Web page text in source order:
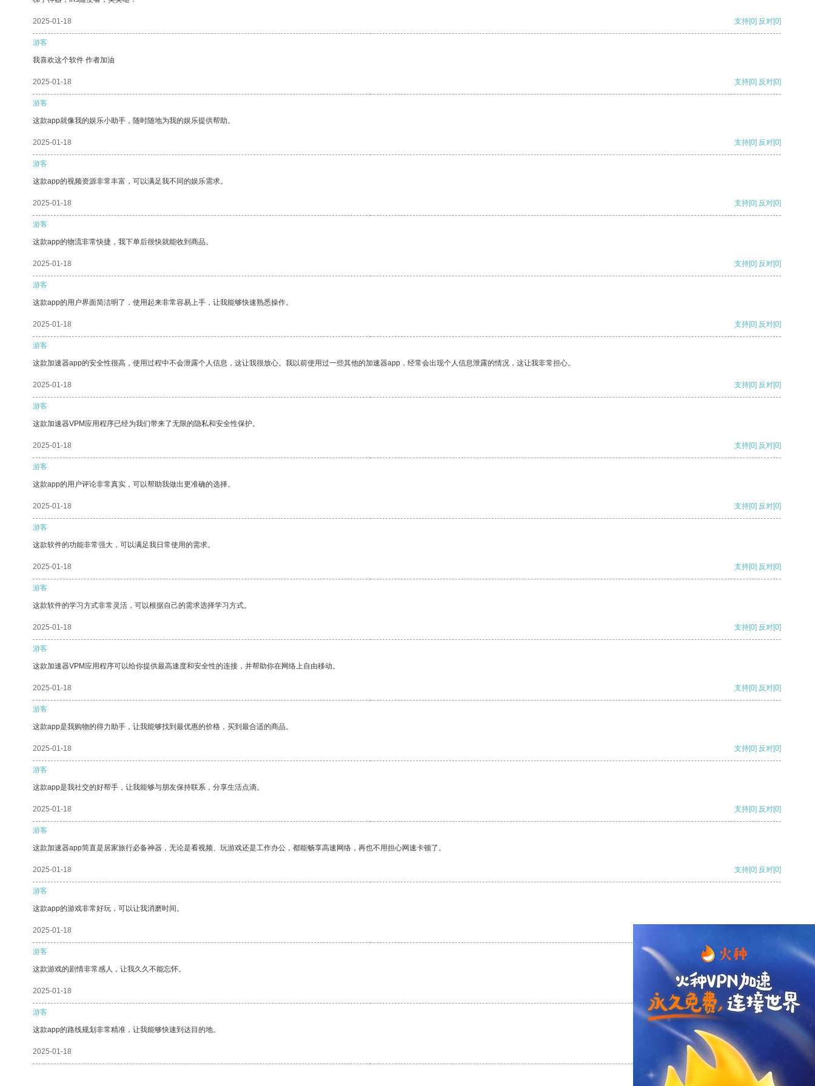
2025-01-18 支持[0] 反对[0]
游客
我喜欢这个软件 作者加油
2025-01-18 支持[0] 反对[0]
游客
这款app就像我的娱乐小助手，随时随地为我的娱乐提供帮助。
2025-01-18 支持[0] 反对[0]
游客
这款app的视频资源非常丰富，可以满足我不同的娱乐需求。
2025-01-18 支持[0] 反对[0]
游客
这款app的物流非常快捷，我下单后很快就能收到商品。
2025-01-18 支持[0] 反对[0]
游客
这款app的用户界面简洁明了，使用起来非常容易上手，让我能够快速熟悉操作。
2025-01-18 支持[0] 反对[0]
游客
这款加速器app的安全性很高，使用过程中不会泄露个人信息，这让我很放心。我以前使用过一些其他的加速器app，经常会出现个人信息泄露的情况，这让我非常担心。
2025-01-18 支持[0] 反对[0]
游客
这款加速器VPM应用程序已经为我们带来了无限的隐私和安全性保护。
2025-01-18 支持[0] 反对[0]
游客
这款app的用户评论非常真实，可以帮助我做出更准确的选择。
2025-01-18 支持[0] 反对[0]
游客
这款软件的功能非常强大，可以满足我日常使用的需求。
2025-01-18 支持[0] 反对[0]
游客
这款软件的学习方式非常灵活，可以根据自己的需求选择学习方式。
2025-01-18 支持[0] 反对[0]
游客
这款加速器VPM应用程序可以给你提供最高速度和安全性的连接，并帮助你在网络上自由移动。
2025-01-18 支持[0] 反对[0]
游客
这款app是我购物的得力助手，让我能够找到最优惠的价格，买到最合适的商品。
2025-01-18 支持[0] 反对[0]
游客
这款app是我社交的好帮手，让我能够与朋友保持联系，分享生活点滴。
2025-01-18 支持[0] 反对[0]
游客
这款加速器app简直是居家旅行必备神器，无论是看视频、玩游戏还是工作办公，都能畅享高速网络，再也不用担心网速卡顿了。
2025-01-18 支持[0] 反对[0]
游客
这款app的游戏非常好玩，可以让我消磨时间。
2025-01-18
游客
这款游戏的剧情非常感人，让我久久不能忘怀。
2025-01-18 支持 [0] 反对 [0]
游客
这款app的路线规划非常精准，让我能够快速到达目的地。
2025-01-18 支持